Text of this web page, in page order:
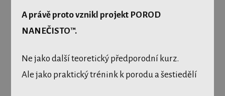
A právě proto vznikl projekt POROD
NANEČISTO™.
Ne jako další teoretický předporodní kurz.
Ale jako praktický trénink k porodu a šestiedělí